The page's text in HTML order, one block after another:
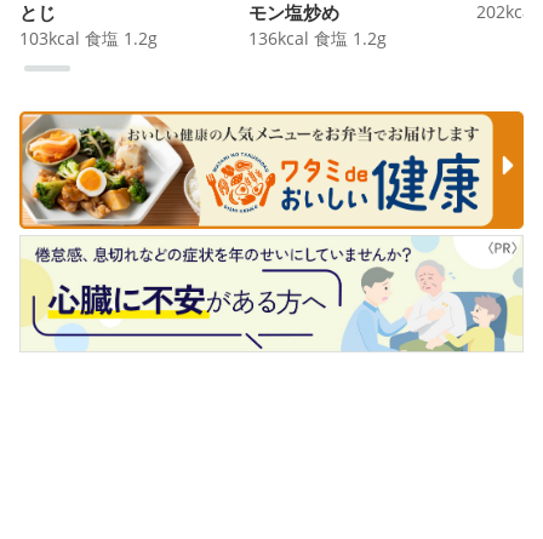
とじ
103kcal 食塩 1.2g
モン塩炒め
136kcal 食塩 1.2g
202kcal